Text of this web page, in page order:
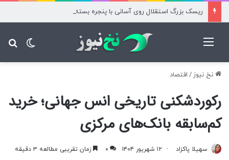
ریسک بزرگ استقلال روی آسانی با پنجره بسته
نخ نیوز / اقتصاد
رکوردشکنی تاریخی انس جهانی؛ خرید
کم‌سابقه بانک‌های مرکزی
سهیلا پاکزاد ۱۲ شهریور ۱۴۰۴ ۰ زمان تقریبی مطالعه ۳ دقیقه